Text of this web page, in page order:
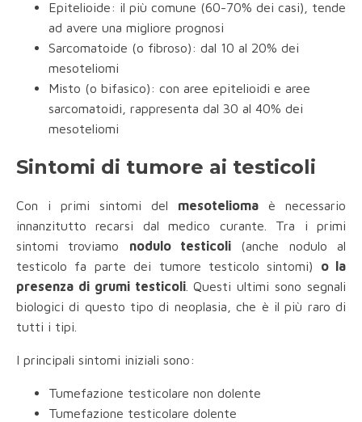
Epitelioide: il più comune (60-70% dei casi), tende
ad avere una migliore prognosi
Sarcomatoide (o fibroso): dal 10 al 20% dei
mesoteliomi
Misto (o bifasico): con aree epitelioidi e aree
sarcomatoidi, rappresenta dal 30 al 40% dei
mesoteliomi
Sintomi di tumore ai testicoli
Con i primi sintomi del mesotelioma è necessario
innanzitutto recarsi dal medico curante. Tra i primi
sintomi troviamo nodulo testicoli (anche nodulo al
testicolo fa parte dei tumore testicolo sintomi) o la
presenza di grumi testicoli. Questi ultimi sono segnali
biologici di questo tipo di neoplasia, che è il più raro di
tutti i tipi.
I principali sintomi iniziali sono:
Tumefazione testicolare non dolente
Tumefazione testicolare dolente